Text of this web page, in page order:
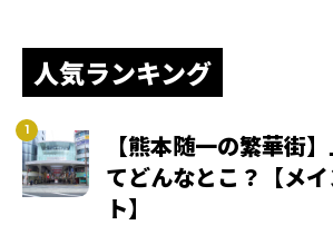
人気ランキング
【熊本随一の繁華街
てどんなとこ？【メ
ト】